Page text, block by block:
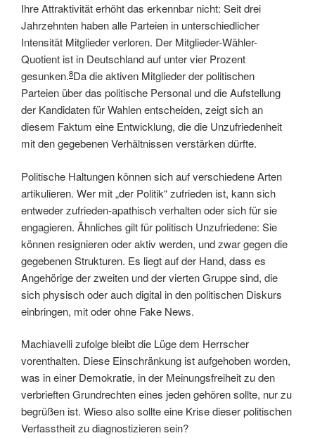
Ihre Attraktivität erhöht das erkennbar nicht: Seit drei
Jahrzehnten haben alle Parteien in unterschiedlicher
Intensität Mitglieder verloren. Der Mitglieder-Wähler-
Quotient ist in Deutschland auf unter vier Prozent
gesunken.8Da die aktiven Mitglieder der politischen
Parteien über das politische Personal und die Aufstellung
der Kandidaten für Wahlen entscheiden, zeigt sich an
diesem Faktum eine Entwicklung, die die Unzufriedenheit
mit den gegebenen Verhältnissen verstärken dürfte.
Politische Haltungen können sich auf verschiedene Arten
artikulieren. Wer mit „der Politik“ zufrieden ist, kann sich
entweder zufrieden-apathisch verhalten oder sich für sie
engagieren. Ähnliches gilt für politisch Unzufriedene: Sie
können resignieren oder aktiv werden, und zwar gegen die
gegebenen Strukturen. Es liegt auf der Hand, dass es
Angehörige der zweiten und der vierten Gruppe sind, die
sich physisch oder auch digital in den politischen Diskurs
einbringen, mit oder ohne Fake News.
Machiavelli zufolge bleibt die Lüge dem Herrscher
vorenthalten. Diese Einschränkung ist aufgehoben worden,
was in einer Demokratie, in der Meinungsfreiheit zu den
verbrieften Grundrechten eines jeden gehören sollte, nur zu
begrüßen ist. Wieso also sollte eine Krise dieser politischen
Verfasstheit zu diagnostizieren sein?